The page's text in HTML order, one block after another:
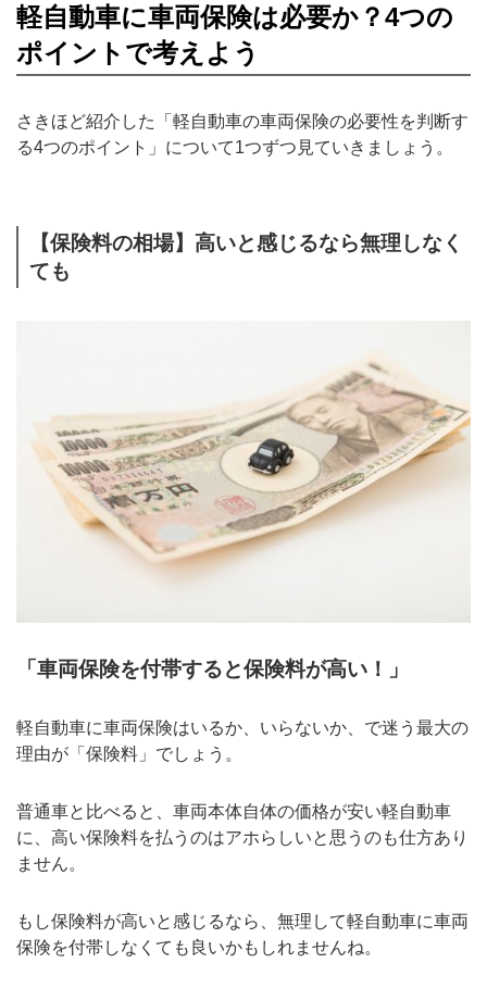
軽自動車に車両保険は必要か？4つの
ポイントで考えよう
さきほど紹介した「軽自動車の車両保険の必要性を判断す
る4つのポイント」について1つずつ見ていきましょう。
【保険料の相場】高いと感じるなら無理しなく
ても
「車両保険を付帯すると保険料が高い！」
軽自動車に車両保険はいるか、いらないか、で迷う最大の
理由が「保険料」でしょう。
普通車と比べると、車両本体自体の価格が安い軽自動車
に、高い保険料を払うのはアホらしいと思うのも仕方あり
ません。
もし保険料が高いと感じるなら、無理して軽自動車に車両
保険を付帯しなくても良いかもしれませんね。